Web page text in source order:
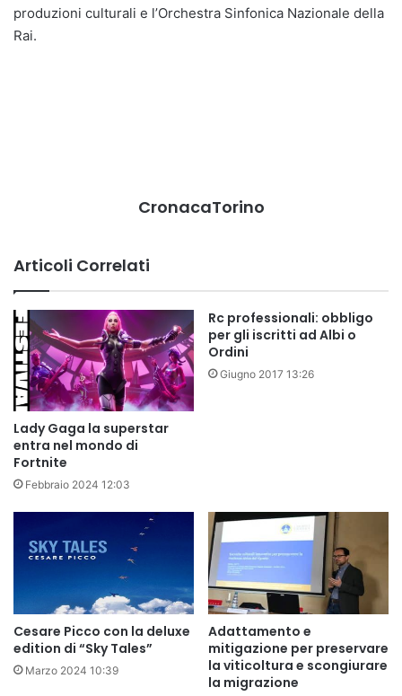
produzioni culturali e l’Orchestra Sinfonica Nazionale della
Rai.
CronacaTorino
Articoli Correlati
Lady Gaga la superstar
entra nel mondo di
Fortnite
Febbraio 2024 12:03
Rc professionali: obbligo
per gli iscritti ad Albi o
Ordini
Giugno 2017 13:26
Cesare Picco con la deluxe
edition di “Sky Tales”
Marzo 2024 10:39
Adattamento e
mitigazione per preservare
la viticoltura e scongiurare
la migrazione